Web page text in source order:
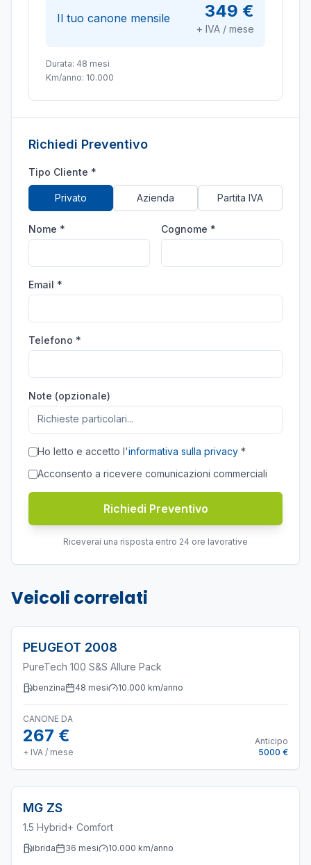
Il tuo canone mensile 349 €
+ IVA / mese
Durata: 48 mesi
Km/anno: 10.000
Richiedi Preventivo
Tipo Cliente *
Privato Azienda Partita IVA
Nome * Cognome *
Email *
Telefono *
Note (opzionale)
Ho letto e accetto l'informativa sulla privacy *
Acconsento a ricevere comunicazioni commerciali
Richiedi Preventivo
Riceverai una risposta entro 24 ore lavorative
Veicoli correlati
PEUGEOT 2008
PureTech 100 S&S Allure Pack
benzina 48 mesi 10.000 km/anno
CANONE DA
267 €
+ IVA / mese
Anticipo
5000 €
MG ZS
1.5 Hybrid+ Comfort
ibrida 36 mesi 10.000 km/anno